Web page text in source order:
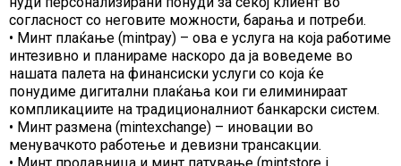
согласност со неговите можности, барања и потреби.
• Минт плаќање (mintpay) – ова е услуга на која работиме
интезивно и планираме наскоро да ја воведеме во
нашата палета на финансиски услуги со која ќе
понудиме дигитални плаќања кои ги елиминираат
компликациите на традиционалниот банкарски систем.
• Минт размена (mintexchange) – иновации во
менувачкото работење и девизни трансакции.